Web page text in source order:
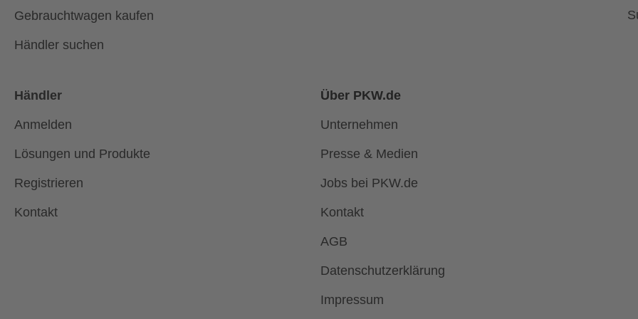
Gebrauchtwagen kaufen
Händler suchen
Händler
Anmelden
Lösungen und Produkte
Registrieren
Kontakt
Über PKW.de
Unternehmen
Presse & Medien
Jobs bei PKW.de
Kontakt
AGB
Datenschutzerklärung
Impressum